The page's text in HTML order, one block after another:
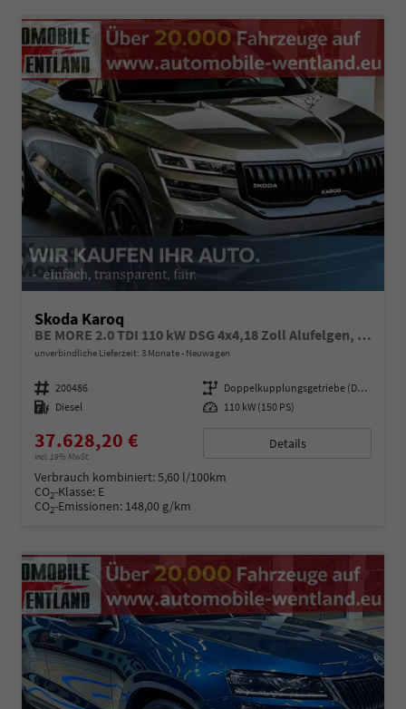
Skoda Karoq
BE MORE 2.0 TDI 110 kW DSG 4x4,18 Zoll Alufelgen, Reserverad, Rückkamera, Kessy Full, PDC 4+H, Klimaautomatik, Licht & Sicht Paket, Metallfarbe, Heckspoiler, Sun Set, Ambiente Light, LED, 4 Jahre Garantie
unverbindliche Lieferzeit: 3 Monate Neuwagen
Fahrzeugnummer 200486 Getriebe
Doppelkupplungsgetriebe (DSG)
Kraftstoff Diesel Leistung 110 kW (150 PS)
37.628,20 €
incl. 19% MwSt.
Details
Verbrauch kombiniert:5,60 l/100km
CO2-Klasse: E
CO2-Emissionen: 148,00 g/km